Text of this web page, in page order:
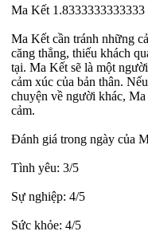
Ma Kết 1.8333333333333
Ma Kết cần tránh những
căng thẳng, thiếu khách
tại. Ma Kết sẽ là một
cảm xúc của bản thân.
chuyện về người khác,
cảm.
Đánh giá trong ngày của
Tình yêu: 3/5
Sự nghiệp: 4/5
Sức khỏe: 4/5